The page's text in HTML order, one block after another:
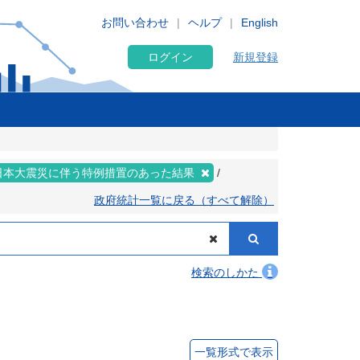
English
お問い合わせ ヘルプ
ログイン 新規登録
本大震災に伴う特例措置のあった結果
政府統計一覧に戻る（すべて解除）
検索のしかた
一覧形式で表示